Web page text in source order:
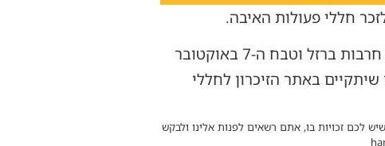
חללי פעולות האיבה.
בהמשך היום, יושב-ראש הכנסת ישתתף בשעה 11:00 בטקס האזכרה לחללי מלחמת חרבות ברזל וטבח ה-7 באוקטובר
הממלכתי לנרצחים שיתקיים באתר הזיכרון לחללי
לכם זכויות בו, אתם רשאים לפנות אלינו ולבקש